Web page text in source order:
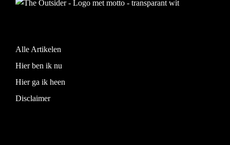
Alle Artikelen
Hier ben ik nu
Hier ga ik heen
Disclaimer